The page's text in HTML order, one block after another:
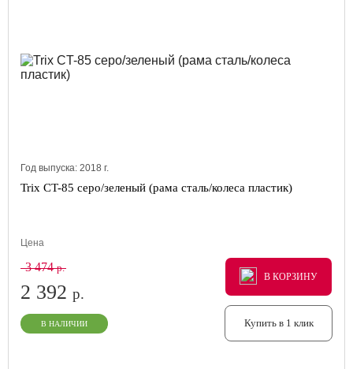
Год выпуска: 2018 г.
Trix CT-85 серо/зеленый (рама сталь/колеса пластик)
Цена
3 474р.
2 392 р.
В НАЛИЧИИ
В КОРЗИНУ
В КОРЗИНУ
В КОРЗИНУ
Купить в 1 клик